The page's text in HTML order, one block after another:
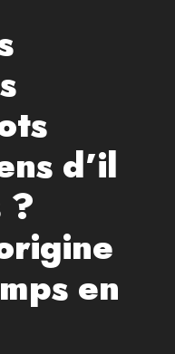
d’il
?
en